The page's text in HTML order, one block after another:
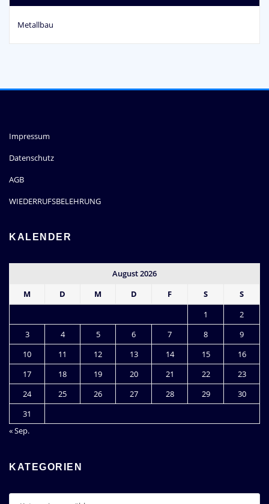
Metallbau
Impressum
Datenschutz
AGB
WIEDERRUFSBELEHRUNG
KALENDER
August 2026
M
D M D F S
S
1
2
3
4 5 6 7 8
9
10
11 12 13 14 15
16
17
18 19 20 21 22
23
24
25 26 27 28 29
30
31
« Sep.
KATEGORIEN